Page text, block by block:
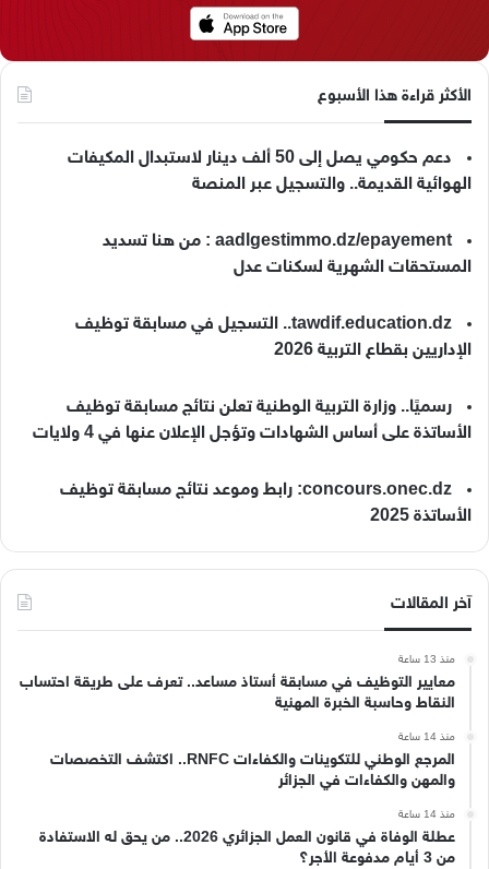
الأكثر قراءة هذا الأسبوع
دعم حكومي يصل إلى 50 ألف دينار لاستبدال المكيفات
الهوائية القديمة.. والتسجيل عبر المنصة
aadlgestimmo.dz/epayement : من هنا تسديد
المستحقات الشهرية لسكنات عدل
tawdif.education.dz.. التسجيل في مسابقة توظيف
الإداريين بقطاع التربية 2026
رسميًا.. وزارة التربية الوطنية تعلن نتائج مسابقة توظيف
الأساتذة على أساس الشهادات وتؤجل الإعلان عنها في 4 ولايات
concours.onec.dz: رابط وموعد نتائج مسابقة توظيف
الأساتذة 2025
آخر المقالات
منذ 13 ساعة
معايير التوظيف في مسابقة أستاذ مساعد.. تعرف على طريقة احتساب
النقاط وحاسبة الخبرة المهنية
منذ 14 ساعة
المرجع الوطني للتكوينات والكفاءات RNFC.. اكتشف التخصصات
والمهن والكفاءات في الجزائر
منذ 14 ساعة
عطلة الوفاة في قانون العمل الجزائري 2026.. من يحق له الاستفادة
من 3 أيام مدفوعة الأجر؟